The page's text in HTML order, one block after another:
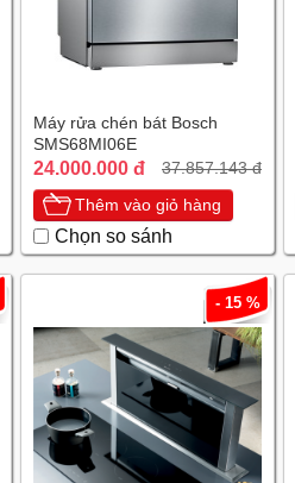
Máy rửa chén bát Bosch
SMS68MI06E
24.000.000 đ 37.857.143 đ
Thêm vào giỏ hàng
Chọn so sánh
- 15 %